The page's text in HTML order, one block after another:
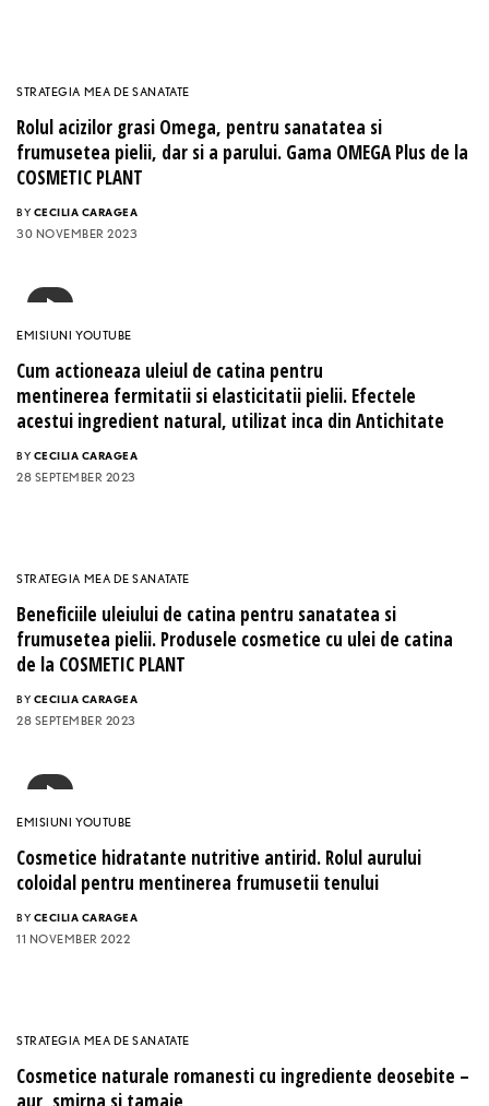
STRATEGIA MEA DE SANATATE
Rolul acizilor grasi Omega, pentru sanatatea si
frumusetea pielii, dar si a parului. Gama OMEGA Plus de la
COSMETIC PLANT
BY CECILIA CARAGEA
30 NOVEMBER 2023
EMISIUNI YOUTUBE
Cum actioneaza uleiul de catina pentru
mentinerea fermitatii si elasticitatii pielii. Efectele
acestui ingredient natural, utilizat inca din Antichitate
BY CECILIA CARAGEA
28 SEPTEMBER 2023
STRATEGIA MEA DE SANATATE
Beneficiile uleiului de catina pentru sanatatea si
frumusetea pielii. Produsele cosmetice cu ulei de catina
de la COSMETIC PLANT
BY CECILIA CARAGEA
28 SEPTEMBER 2023
EMISIUNI YOUTUBE
Cosmetice hidratante nutritive antirid. Rolul aurului
coloidal pentru mentinerea frumusetii tenului
BY CECILIA CARAGEA
11 NOVEMBER 2022
STRATEGIA MEA DE SANATATE
Cosmetice naturale romanesti cu ingrediente deosebite –